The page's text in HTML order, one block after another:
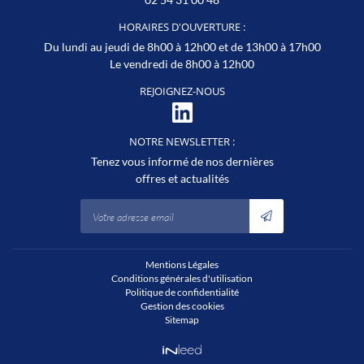
Salaire : 36k€ / an
Participation
Prise en charge des nuits et repas ( selon les conditions
Compétence supplémentaire requise pour ce poste : la
bonne humeur ! ;-)
à la semaine = frais repas et hébergement pris en
charge).HORAIRES D'OUVERTURE :
Du lundi au jeudi de 8h00 à 12h00 et de 13h00 à 17h00
Le vendredi de 8h00 à 12h00
REJOIGNEZ-NOUS
NOTRE NEWSLETTER :
Tenez vous informé de nos dernières
offres et actualités
Mentions Légales
Conditions générales d'utilisation
Politique de confidentialité
Gestion des cookies
Sitemap